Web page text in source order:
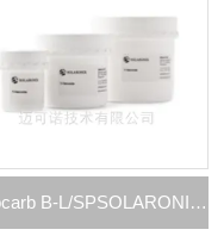
Elcocarb B-L/SPSOLARONIX钙钛矿导电碳层浆料 B-L/SP